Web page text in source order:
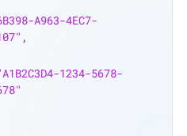
A963-4EC7-
,
1234-5678-